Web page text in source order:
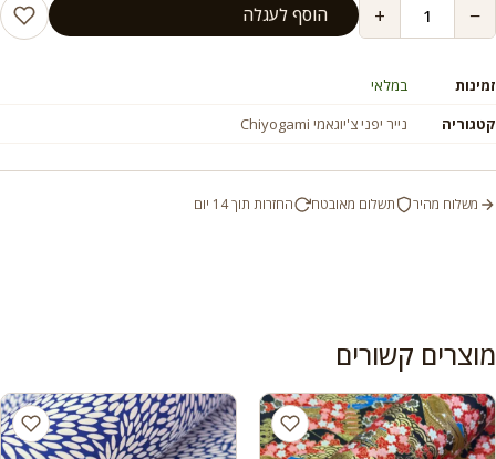
−
+ הוסף לעגלה
זמינות
במלאי
קטגוריה
נייר יפני צ'יוגאמי Chiyogami
משלוח מהיר תשלום מאובטח החזרות תוך 14 יום
מוצרים קשורים